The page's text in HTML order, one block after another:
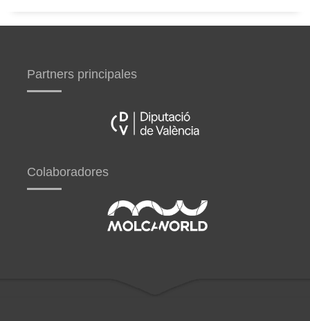
Partners principales
Colaboradores